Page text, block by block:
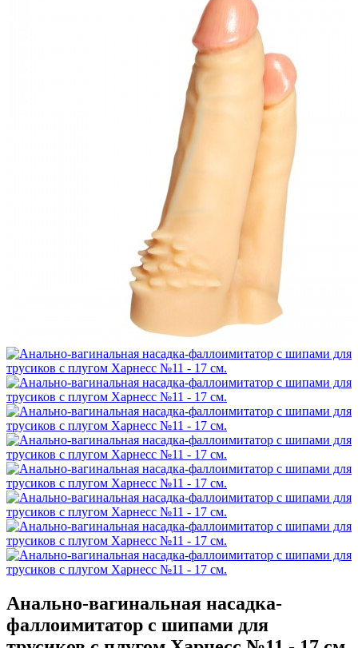
Анально-вагинальная насадка-
фаллоимитатор с шипами для